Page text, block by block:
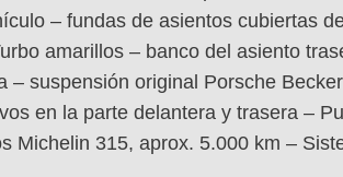
– fundas de asientos cubiertas
amarillos – banco del asiento
suspensión original Porsche
en la parte delantera y trasera –
Michelin 315, aprox. 5.000 km –